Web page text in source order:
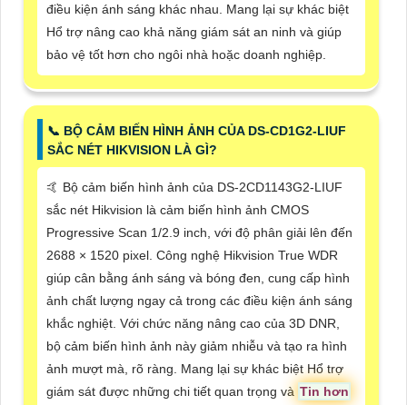
điều kiện ánh sáng khác nhau. Mang lại sự khác biệt
Hổ trợ nâng cao khả năng giám sát an ninh và giúp
bảo vệ tốt hơn cho ngôi nhà hoặc doanh nghiệp.
📞 BỘ CẢM BIẾN HÌNH ẢNH CỦA DS-CD1G2-LIUF
SẮC NÉT HIKVISION LÀ GÌ?
🤙 Bộ cảm biến hình ảnh của DS-2CD1143G2-LIUF
sắc nét Hikvision là cảm biến hình ảnh CMOS
Progressive Scan 1/2.9 inch, với độ phân giải lên đến
2688 × 1520 pixel. Công nghệ Hikvision True WDR
giúp cân bằng ánh sáng và bóng đen, cung cấp hình
ảnh chất lượng ngay cả trong các điều kiện ánh sáng
khắc nghiệt. Với chức năng nâng cao của 3D DNR,
bộ cảm biến hình ảnh này giảm nhiễu và tạo ra hình
ảnh mượt mà, rõ ràng. Mang lại sự khác biệt Hổ trợ
giám sát được những chi tiết quan trọng và Tin hơn